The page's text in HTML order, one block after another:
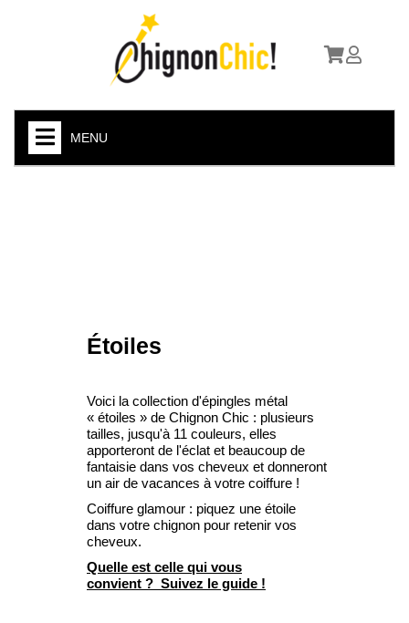
MENU
BIJOUX ANCIENS
POUR LA MARIÉE
POUR LES PETITES PRINCESSES
QUELLE ÉPINGLE POUR MES CHEVEUX ?
Étoiles
Voici la collection d'épingles métal
« étoiles » de Chignon Chic : plusieurs
tailles, jusqu'à 11 couleurs, elles
apporteront de l'éclat et beaucoup de
fantaisie dans vos cheveux et donneront
un air de vacances à votre coiffure !
Coiffure glamour : piquez une étoile
dans votre chignon pour retenir vos
cheveux.
Quelle est celle qui vous
convient ? Suivez le guide !